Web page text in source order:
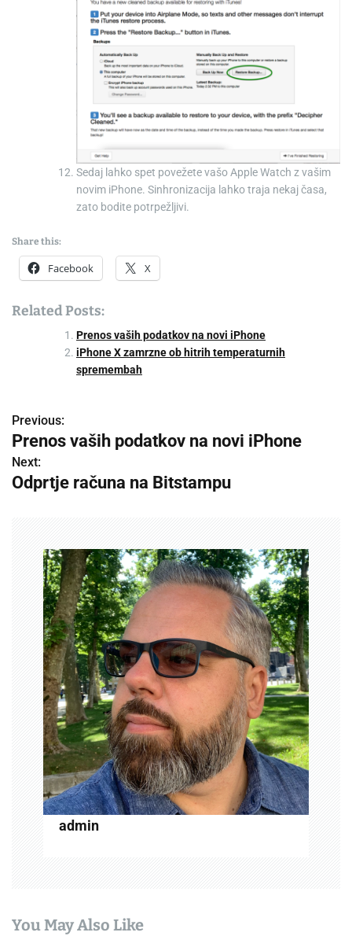
Sedaj lahko spet povežete vašo Apple Watch z vašim
novim iPhone. Sinhronizacija lahko traja nekaj časa,
zato bodite potrpežljivi.
Share this:
Facebook X
Related Posts:
Prenos vaših podatkov na novi iPhone
iPhone X zamrzne ob hitrih temperaturnih
spremembah
P
o
s
Previous:
Prenos vaših podatkov na novi iPhone
Next:
Odprtje računa na Bitstampu
admin
You May Also Like